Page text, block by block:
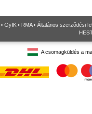
• GyIK • RMA• Általános szerződési
A csomagküldés a